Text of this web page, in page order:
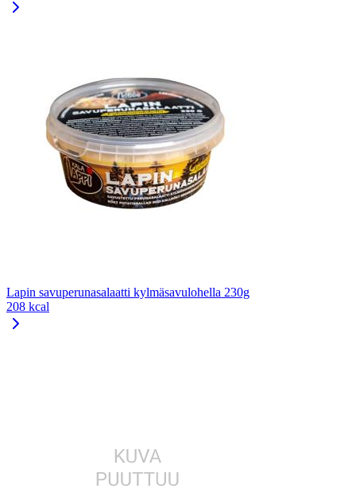
Lapin savuperunasalaatti kylmäsavulohella 230g
208 kcal